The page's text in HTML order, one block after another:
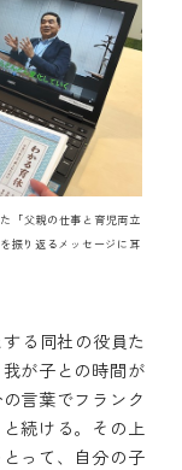
「父親の仕事と育児両立
振り返るメッセージに耳
る同社の役員た
が子との時間が
言葉でフランク
続ける。その上
って、自分の子